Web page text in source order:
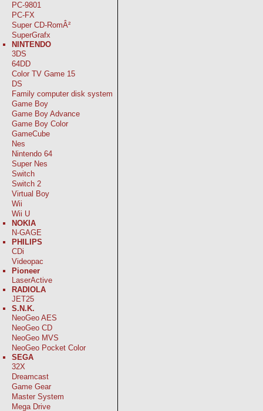
PC-9801
PC-FX
Super CD-RomÂ²
SuperGrafx
NINTENDO
3DS
64DD
Color TV Game 15
DS
Family computer disk system
Game Boy
Game Boy Advance
Game Boy Color
GameCube
Nes
Nintendo 64
Super Nes
Switch
Switch 2
Virtual Boy
Wii
Wii U
NOKIA
N-GAGE
PHILIPS
CDi
Videopac
Pioneer
LaserActive
RADIOLA
JET25
S.N.K.
NeoGeo AES
NeoGeo CD
NeoGeo MVS
NeoGeo Pocket Color
SEGA
32X
Dreamcast
Game Gear
Master System
Mega Drive